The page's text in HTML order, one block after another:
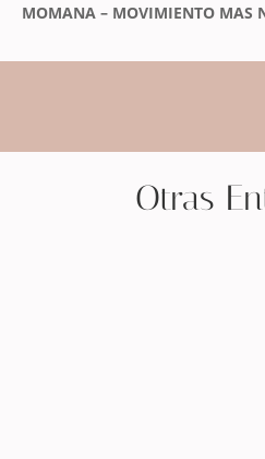
MOMANA – MOVIMIENTO MAS
Otras